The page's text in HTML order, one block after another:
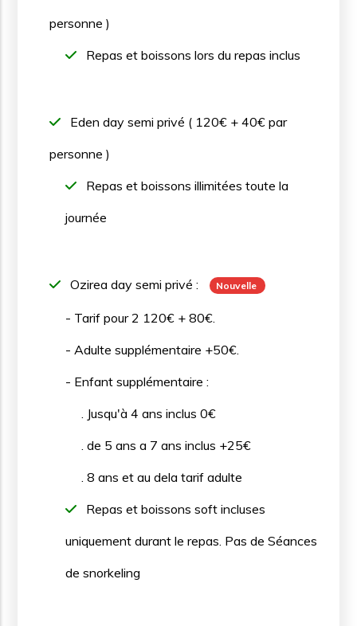
personne )
Repas et boissons lors du repas inclus
Eden day semi privé ( 120€ + 40€ par
personne )
Repas et boissons illimitées toute la
journée
Ozirea day semi privé : Nouvelle
- Tarif pour 2 120€ + 80€.
- Adulte supplémentaire +50€.
- Enfant supplémentaire :
. Jusqu'à 4 ans inclus 0€
. de 5 ans a 7 ans inclus +25€
. 8 ans et au dela tarif adulte
Repas et boissons soft incluses
uniquement durant le repas. Pas de Séances
de snorkeling